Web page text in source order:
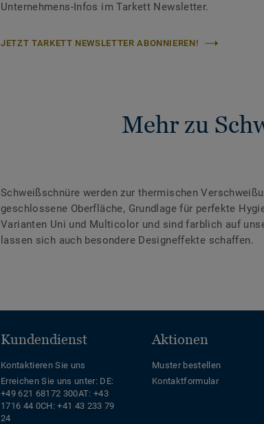
Unternehmens-Infos im Tarkett Newsletter.
JETZT TARKETT NEWSLETTER ABONNIEREN!
Mehr zu
Schweißschnüre werden zur thermischen
geschlossene Oberfläche, Grundlage für perfekte
Varianten Uni und Multicolor und sind farblich auf
lassen sich auch besondere Designeffekte schaffen.
Kundendienst
Kontaktieren Sie uns
Erreichen Sie uns unter: DE:
+49 621 68172 300AT: +43
1716 44 0CH: +41 43 233 79
24
Aktionen
Muster bestellen
Kontaktformular